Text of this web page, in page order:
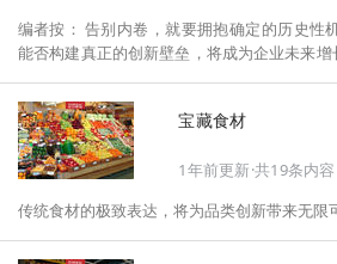
编者按： 告别内卷，就要拥抱确定的历史性机遇：未来食品健康化。而
能否构建真正的创新壁垒，将成为企业未来增长的关
将以“创新产品”透视“未来机会”，以全球视野
拆解年度标杆的增长逻辑与谋篇布局，深挖“
养”“清洁标签”等热门赛道的爆品基因，从趋势
机会、企业战略布局以及渠道变革等，为行业
宝藏食材
1年前更新·共19条内容
传统食材的极致表达，将为品类创新带来无限